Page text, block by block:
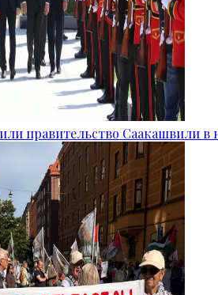
правительство Саакашвили в